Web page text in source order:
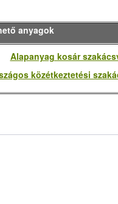
anyagok
Alapanyag kosár
közétkeztetési